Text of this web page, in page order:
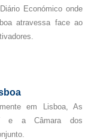
Económico onde
atravessa face ao
em Lisboa, As
e a Câmara dos